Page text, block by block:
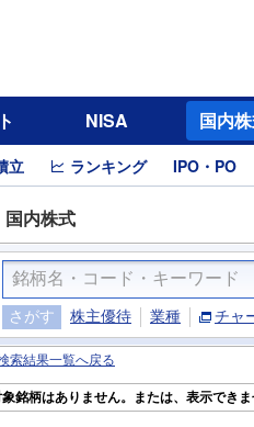
NISA 国内
立 ランキング IPO・PO
国内株式
さがす 株主優待 業種 チャ
索結果一覧へ戻る
銘柄はありません。または、表示でき